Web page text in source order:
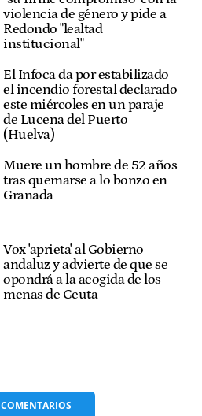
violencia de género y pide a
Redondo "lealtad
institucional"
El Infoca da por estabilizado
el incendio forestal declarado
este miércoles en un paraje
de Lucena del Puerto
(Huelva)
Muere un hombre de 52 años
tras quemarse a lo bonzo en
Granada
Vox 'aprieta' al Gobierno
andaluz y advierte de que se
opondrá a la acogida de los
menas de Ceuta
COMENTARIOS